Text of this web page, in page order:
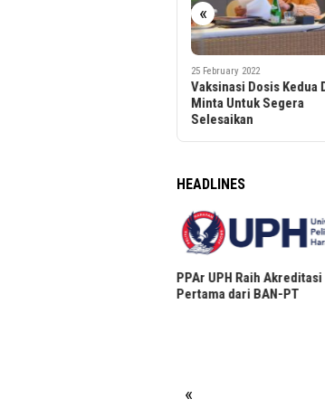
«
25 February 2022
Suara Azan Dianggap
Gangguan Itu Berlebihan
HEADLINES
«